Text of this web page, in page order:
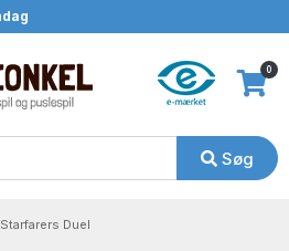
Søg
0
Duel